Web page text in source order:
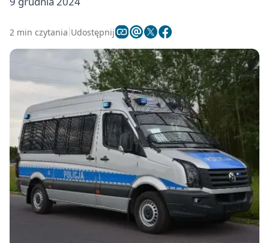
2 min czytania Udostępnij